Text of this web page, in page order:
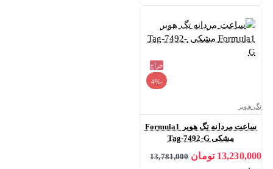
حراج
-4%
تگ هویر
ساعت مردانه تگ هویر Formula1
مشکی Tag-7492-G
13,230,000 تومان
13,781,000